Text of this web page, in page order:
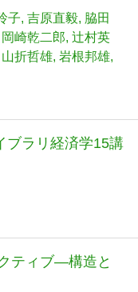
子 吉原直毅 脇田
岡崎乾二郎 辻村英
山折哲雄 岩根邦雄
ブラリ経済学15講
ティブ―構造と